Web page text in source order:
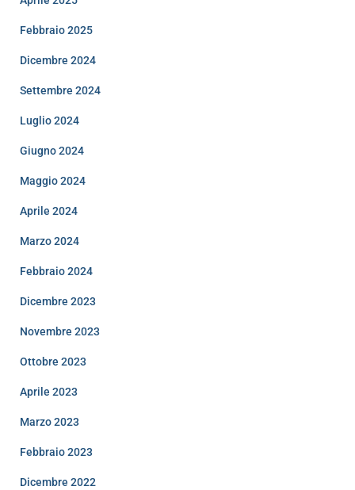
Febbraio 2025
Dicembre 2024
Settembre 2024
Luglio 2024
Giugno 2024
Maggio 2024
Aprile 2024
Marzo 2024
Febbraio 2024
Dicembre 2023
Novembre 2023
Ottobre 2023
Aprile 2023
Marzo 2023
Febbraio 2023
Dicembre 2022